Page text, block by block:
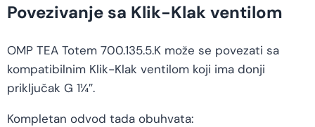
Povezivanje sa Klik-Klak ventilom
OMP TEA Totem 700.135.5.K može se povezati sa
kompatibilnim Klik-Klak ventilom koji ima donji
priključak G 1¼″.
Kompletan odvod tada obuhvata: